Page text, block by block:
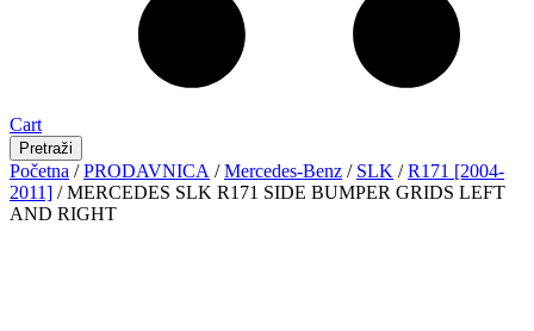
Cart
Pretraži
Početna /PRODAVNICA /Mercedes-Benz / SLK /R171 [2004-
2011] / MERCEDES SLK R171 SIDE BUMPER GRIDS LEFT
AND RIGHT